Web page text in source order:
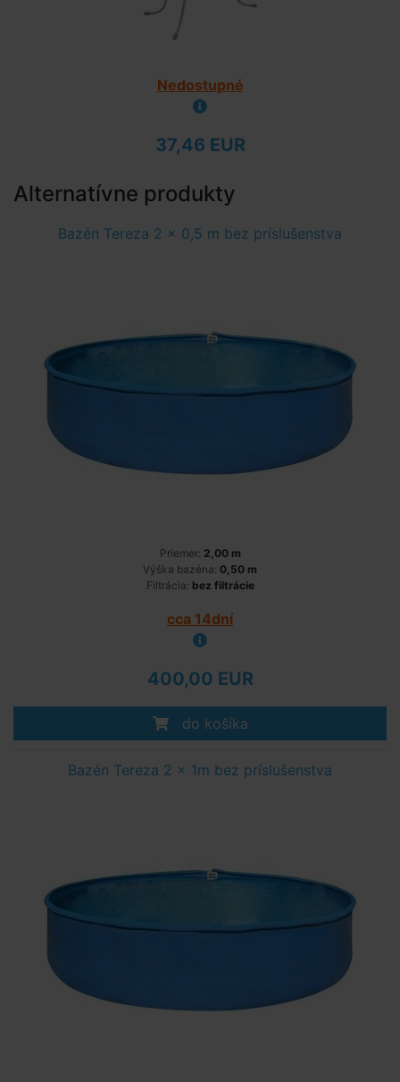
Nedostupné
37,46 EUR
Alternatívne produkty
Bazén Tereza 2 x 0,5 m bez príslušenstva
Priemer: 2,00 m
Výška bazéna: 0,50 m
Filtrácia: bez filtrácie
cca 14dní
400,00 EUR
do košíka
Bazén Tereza 2 x 1m bez príslušenstva